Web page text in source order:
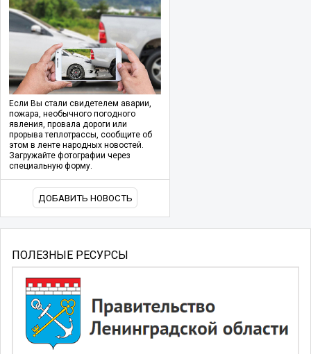
Если Вы стали свидетелем аварии,
пожара, необычного погодного
явления, провала дороги или
прорыва теплотрассы, сообщите об
этом в ленте народных новостей.
Загружайте фотографии через
специальную форму.
ДОБАВИТЬ НОВОСТЬ
ПОЛЕЗНЫЕ РЕСУРСЫ